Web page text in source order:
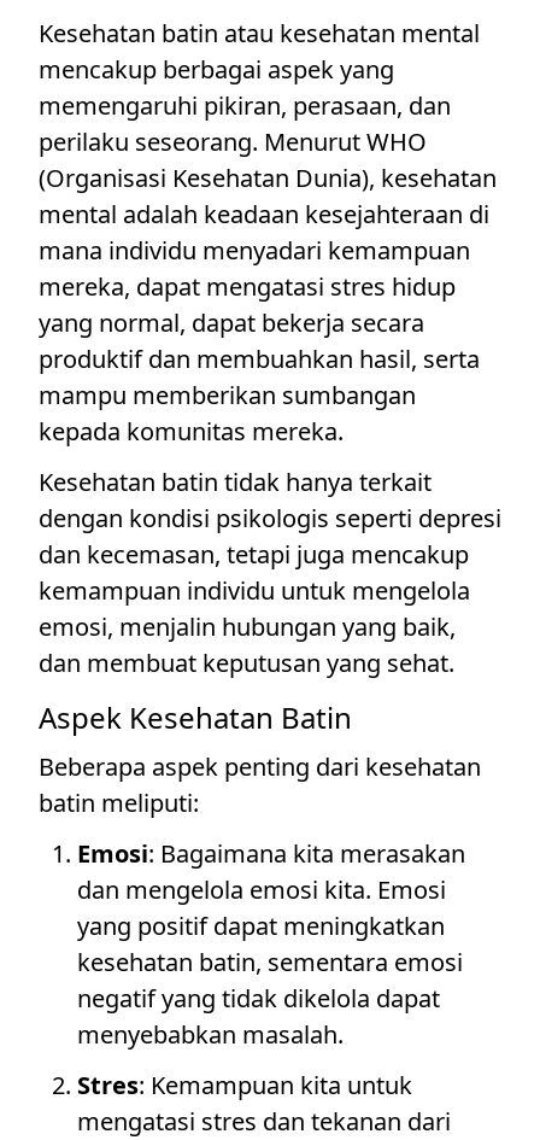
Kesehatan batin atau kesehatan mental
mencakup berbagai aspek yang
memengaruhi pikiran, perasaan, dan
perilaku seseorang. Menurut WHO
(Organisasi Kesehatan Dunia), kesehatan
mental adalah keadaan kesejahteraan di
mana individu menyadari kemampuan
mereka, dapat mengatasi stres hidup
yang normal, dapat bekerja secara
produktif dan membuahkan hasil, serta
mampu memberikan sumbangan
kepada komunitas mereka.
Kesehatan batin tidak hanya terkait
dengan kondisi psikologis seperti depresi
dan kecemasan, tetapi juga mencakup
kemampuan individu untuk mengelola
emosi, menjalin hubungan yang baik,
dan membuat keputusan yang sehat.
Aspek Kesehatan Batin
Beberapa aspek penting dari kesehatan
batin meliputi:
Emosi: Bagaimana kita merasakan
dan mengelola emosi kita. Emosi
yang positif dapat meningkatkan
kesehatan batin, sementara emosi
negatif yang tidak dikelola dapat
menyebabkan masalah.
Stres: Kemampuan kita untuk
mengatasi stres dan tekanan dari